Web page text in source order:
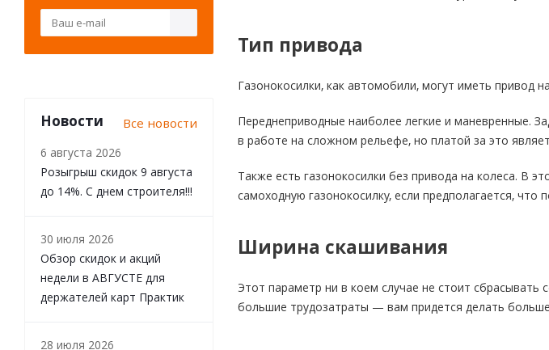
Тип привода
Газонокосилки, как автомобили, могут иметь привод
Переднеприводные наиболее легкие и маневренные.
в работе на сложном рельефе, но платой за это
Также есть газонокосилки без привода на колеса. В
самоходную газонокосилку, если предполагается,
Ширина скашивания
Этот параметр ни в коем случае не стоит
большие трудозатраты — вам придется делать
Новости Все новости
6 августа 2026
Розыгрыш скидок 9 августа
до 14%. С днем строителя!!!
30 июля 2026
Обзор скидок и акций
недели в АВГУСТЕ для
держателей карт Практик
28 июля 2026